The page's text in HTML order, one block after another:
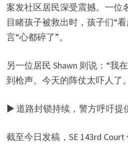
案发社区居民深受震撼。一位
目睹孩子被救出时，孩子们“
言“心都碎了”。
另一位居民 Shawn 则说：“我
到枪声。今天的阵仗太吓人了
▶ 道路封锁持续，警方呼吁提
截至今日发稿，SE 143rd